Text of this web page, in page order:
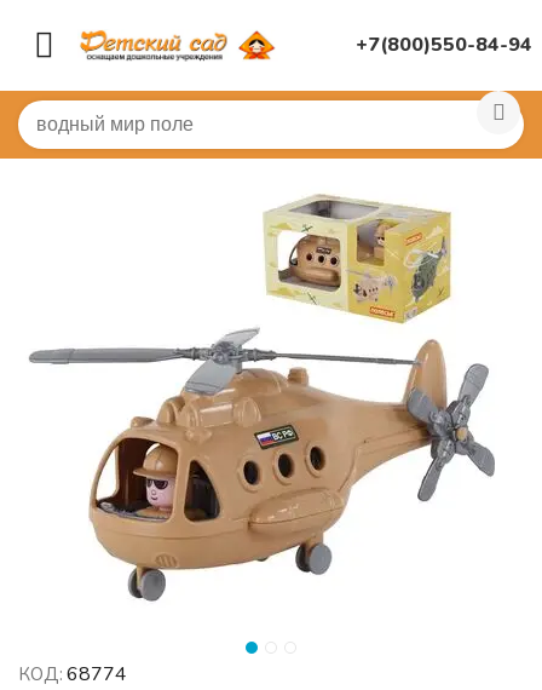
+7(800)550-84-94
Главная / ИГРУШКИ ДЛЯ ДЕТСКОГО САДА
КОД: 68774